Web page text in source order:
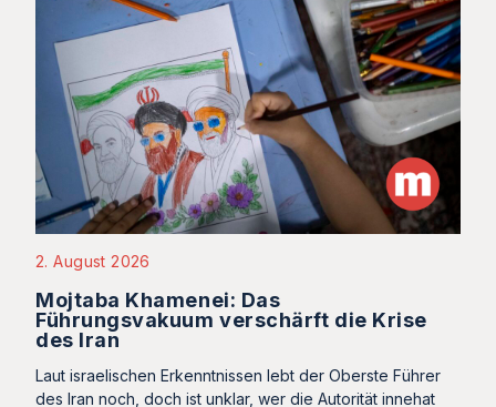
2. August 2026
Mojtaba Khamenei: Das
Führungsvakuum verschärft die Krise
des Iran
Laut israelischen Erkenntnissen lebt der Oberste Führer
des Iran noch, doch ist unklar, wer die Autorität innehat